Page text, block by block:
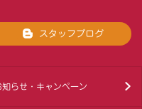
スタッフブログ
知らせ・キャンペーン